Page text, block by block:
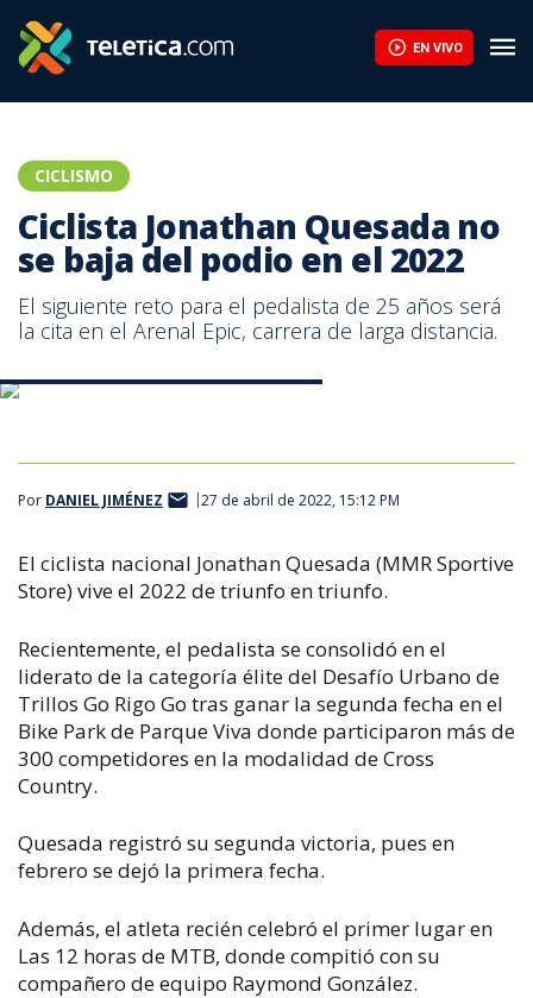
EN VIVO
CICLISMO
Ciclista Jonathan Quesada no
se baja del podio en el 2022
El siguiente reto para el pedalista de 25 años será
la cita en el Arenal Epic, carrera de larga distancia.
Por DANIEL JIMÉNEZ 27 de abril de 2022, 15:12 PM
El ciclista nacional Jonathan Quesada (MMR Sportive
Store) vive el 2022 de triunfo en triunfo.
Recientemente, el pedalista se consolidó en el
liderato de la categoría élite del Desafío Urbano de
Trillos Go Rigo Go tras ganar la segunda fecha en el
Bike Park de Parque Viva donde participaron más de
300 competidores en la modalidad de Cross
Country.
Quesada registró su segunda victoria, pues en
febrero se dejó la primera fecha.
Además, el atleta recién celebró el primer lugar en
Las 12 horas de MTB, donde compitió con su
compañero de equipo Raymond González.